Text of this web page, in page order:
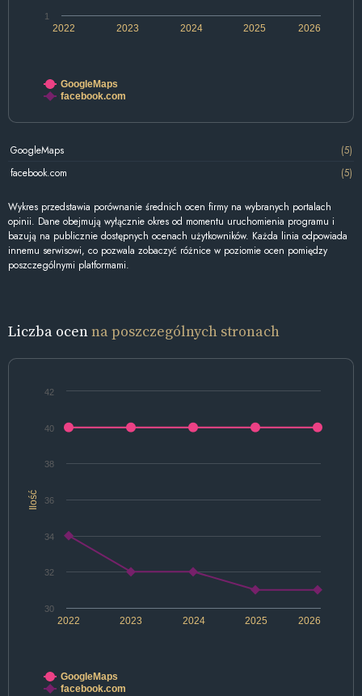
2022 2024 2026
2023 2025
1
GoogleMaps
facebook.com
GoogleMaps
(5)
facebook.com
(5)
Wykres przedstawia porównanie średnich ocen firmy na wybranych portalach
opinii. Dane obejmują wyłącznie okres od momentu uruchomienia programu i
bazują na publicznie dostępnych ocenach użytkowników. Każda linia odpowiada
innemu serwisowi, co pozwala zobaczyć różnice w poziomie ocen pomiędzy
poszczególnymi platformami.
Liczba ocenna poszczególnych stronach
Ilość
2022 2024 2026
2023 2025
30
32
34
36
38
40
42
GoogleMaps
facebook.com